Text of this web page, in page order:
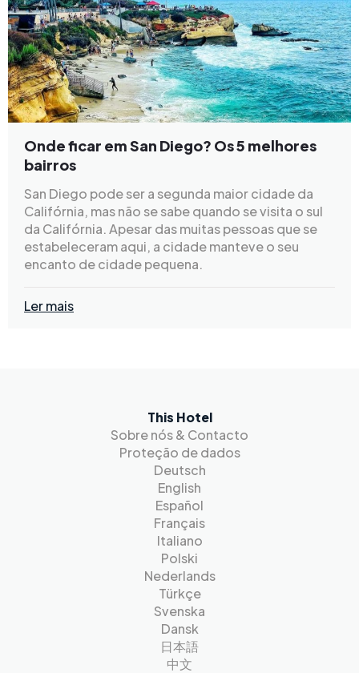
Onde ficar em San Diego? Os 5 melhores
bairros
San Diego pode ser a segunda maior cidade da
Califórnia, mas não se sabe quando se visita o sul
da Califórnia. Apesar das muitas pessoas que se
estabeleceram aqui, a cidade manteve o seu
encanto de cidade pequena.
Ler mais
This Hotel
Sobre nós & Contacto
Proteção de dados
Deutsch
English
Español
Français
Italiano
Polski
Nederlands
Türkçe
Svenska
Dansk
日本語
中文